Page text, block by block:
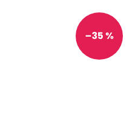
–35 %